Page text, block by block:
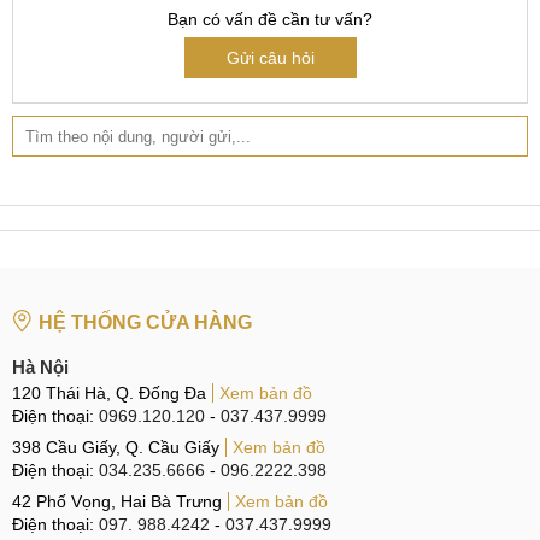
sách thông tin sẽ hiện ra. Tại đây, ta nhấn chọn chọn Battery
Kiểm tra trạng thái pin
pin", nếu máy hiển thị "Tốt" thì bạn có thể yên tâm sử dụng,
còn nếu ngược lại thì chúng ta nên cân nhắc thay pin để
Cách 2: Kiểm tra pin bằng AccBattery-Pin
Bước 1.Mở CH Play, tìm phần mềm AccBattery-pin. Thực
hiện tải và cài đặt app. Nếu App đã được cài. Thực hiện mở
app hoặc nhấn nút mở từ CH Play.
Bạn có vấn đề cần tư vấn?
Gửi câu hỏi
HỆ THỐNG CỬA HÀNG
Hà Nội
120 Thái Hà, Q. Đống Đa
Xem bản đồ
Điện thoại: 0969.120.120 - 037.437.9999
398 Cầu Giấy, Q. Cầu Giấy
Xem bản đồ
Điện thoại: 034.235.6666 - 096.2222.398
42 Phố Vọng, Hai Bà Trưng
Xem bản đồ
Điện thoại: 097. 988.4242 - 037.437.9999